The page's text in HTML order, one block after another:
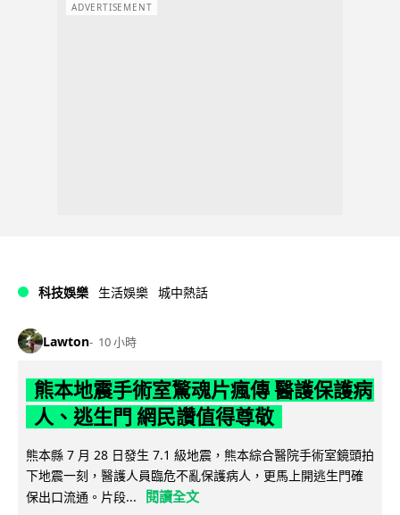
ADVERTISEMENT
科技娛樂 生活娛樂 城中熱話
Lawton 10 小時
熊本地震手術室驚魂片瘋傳 醫護保護病
人、逃生門 網民讚值得尊敬
熊本縣 7 月 28 日發生 7.1 級地震，熊本綜合醫院手術室鏡頭拍
下地震一刻，醫護人員臨危不亂保護病人，更馬上開逃生門確
保出口流通。片段...
閱讀全文